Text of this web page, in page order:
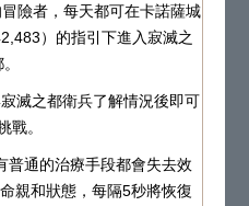
險者，每天都可在卡諾薩城
）的指引下進入寂滅之
滅之都衛兵了解情況後即可
戰。
普通的治療手段都會失去效
親和狀態，每隔5秒將恢復